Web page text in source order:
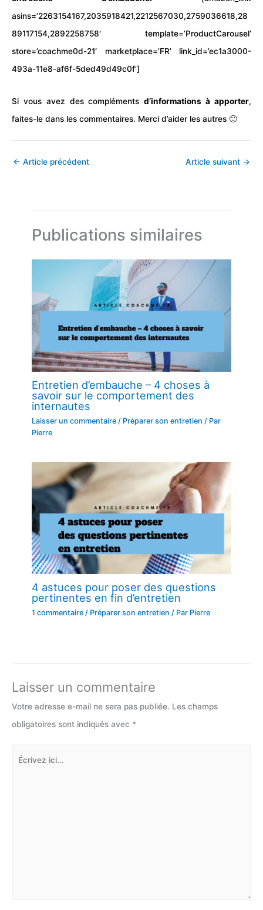
asins=’2263154167,2035918421,2212567030,2759036618,28
89117154,2892258758′ template=’ProductCarousel’
store=’coachme0d-21′ marketplace=’FR’ link_id=’ec1a3000-
493a-11e8-af6f-5ded49d49c0f’]
Si vous avez des complémentsd’informations à apporter,
faites-le dans les commentaires. Merci d’aider les autres 🙂
← Article précédent Article suivant →
Publications similaires
Entretien d’embauche – 4 choses à
savoir sur le comportement des
internautes
Laisser un commentaire / Préparer son entretien / Par
Pierre
4 astuces pour poser des questions
pertinentes en fin d’entretien
1 commentaire / Préparer son entretien / Par Pierre
Laisser un commentaire
Votre adresse e-mail ne sera pas publiée. Les champs
obligatoires sont indiqués avec *